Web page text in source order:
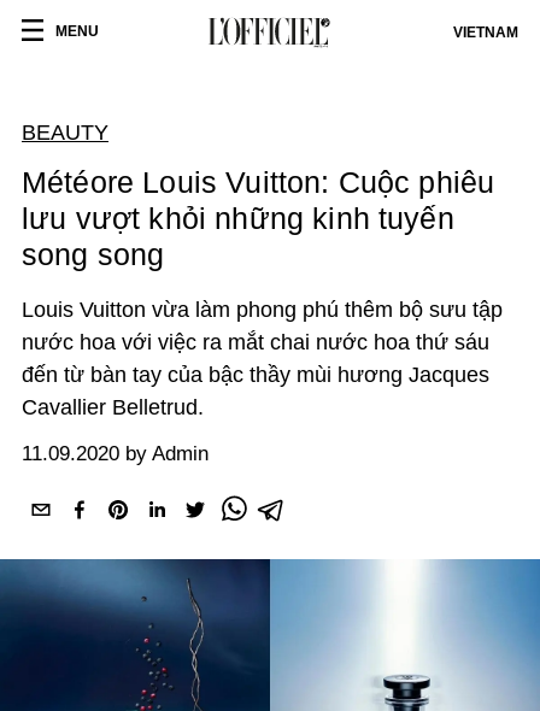
MENU VIETNAM
BEAUTY
Météore Louis Vuitton: Cuộc phiêu
lưu vượt khỏi những kinh tuyến
song song
Louis Vuitton vừa làm phong phú thêm bộ sưu tập
nước hoa với việc ra mắt chai nước hoa thứ sáu
đến từ bàn tay của bậc thầy mùi hương Jacques
Cavallier Belletrud.
11.09.2020 by Admin